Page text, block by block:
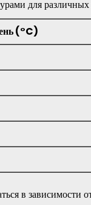
для различных
(°C)
в зависимости